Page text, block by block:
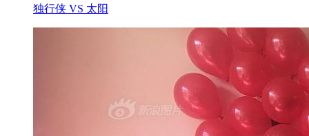
独行侠 VS 太阳